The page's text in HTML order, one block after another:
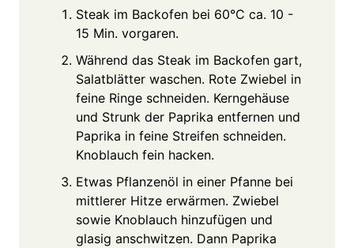
Steak im Backofen bei 60°C ca. 10 -
15 Min. vorgaren.
Während das Steak im Backofen gart,
Salatblätter waschen. Rote Zwiebel in
feine Ringe schneiden. Kerngehäuse
und Strunk der Paprika entfernen und
Paprika in feine Streifen schneiden.
Knoblauch fein hacken.
Etwas Pflanzenöl in einer Pfanne bei
mittlerer Hitze erwärmen. Zwiebel
sowie Knoblauch hinzufügen und
glasig anschwitzen. Dann Paprika